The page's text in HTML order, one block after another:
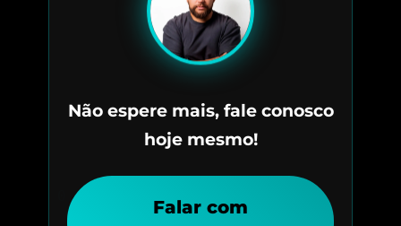
Não espere mais, fale conosco
hoje mesmo!
Falar com